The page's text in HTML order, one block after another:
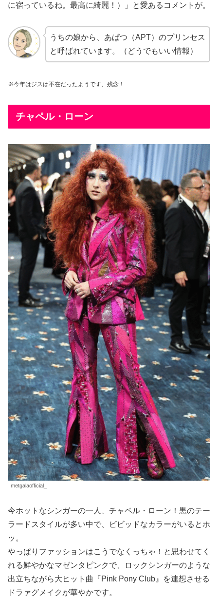
に宿っているね。最高に綺麗！）」と愛あるコメントが。
うちの娘から、あぱつ（APT）のプリンセス
と呼ばれています。（どうでもいい情報）
※今年はジスは不在だったようです、残念！
チャペル・ローン
metgalaofficial_
今ホットなシンガーの一人、チャペル・ローン！黒のテー
ラードスタイルが多い中で、ビビッドなカラーがいるとホ
ッ。
やっぱりファッションはこうでなくっちゃ！と思わせてく
れる鮮やかなマゼンタピンクで、ロックシンガーのような
出立ちながら大ヒット曲『Pink Pony Club』を連想させる
ドラァグメイクが華やかです。